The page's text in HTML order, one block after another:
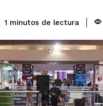
1 minutos de lectura